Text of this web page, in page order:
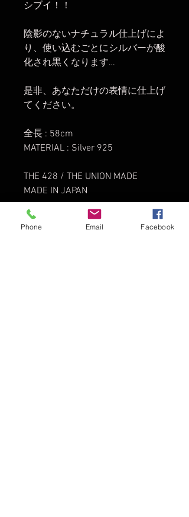
シブイ！！
陰影のないナチュラル仕上げによ
り、使い込むごとにシルバーが酸
化され黒くなります…
是非、あなただけの表情に仕上げ
てください。
全長 : 58cm
MATERIAL : Silver 925
THE 428 / THE UNION MADE
MADE IN JAPAN
Phone Email Facebook